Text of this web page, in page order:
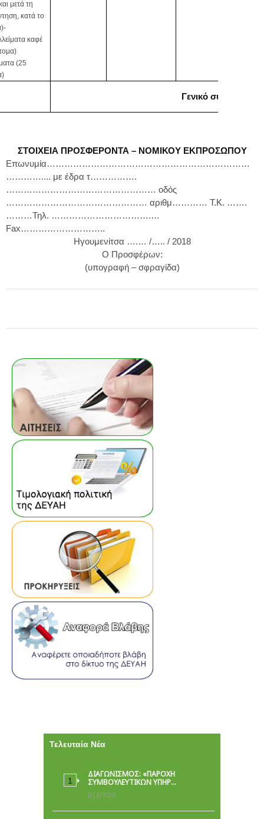
μετά τη
κατά το
καφέ
(25
Γενικό σύνολο:
ΣΤΟΙΧΕΙΑ ΠΡΟΣΦΕΡΟΝΤΑ – ΝΟΜΙΚΟΥ ΕΚΠΡΟΣΩΠΟΥ
Επωνυμία……………………………………………………………
………….... με έδρα τ…………….
…………………………………………… οδός
………………………………………… αριθμ………… Τ.Κ. …….
………Τηλ. …………………………….…
Fax………………………..
Ηγουμενίτσα ….… /….. / 2018
Ο Προσφέρων:
(υπογραφή – σφραγίδα)
Τελευταία Νέα
ΔΙΑΓΩΝΙΣΜΟΣ: «ΠΑΡΟΧΉ
ΣΥΜΒΟΥΛΕΥΤΙΚΏΝ ΥΠΗΡ…
01/07/26